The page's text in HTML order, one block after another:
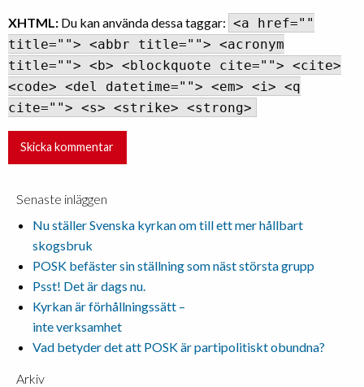
XHTML: Du kan använda dessa taggar: <a href=""
title=""> <abbr title=""> <acronym
title=""> <b> <blockquote cite=""> <cite>
<code> <del datetime=""> <em> <i> <q
cite=""> <s> <strike> <strong>
Senaste inläggen
Nu ställer Svenska kyrkan om till ett mer hållbart
skogsbruk
POSK befäster sin ställning som näst största grupp
Psst! Det är dags nu.
Kyrkan är förhållningssätt –
inte verksamhet
Vad betyder det att POSK är partipolitiskt obundna?
Arkiv